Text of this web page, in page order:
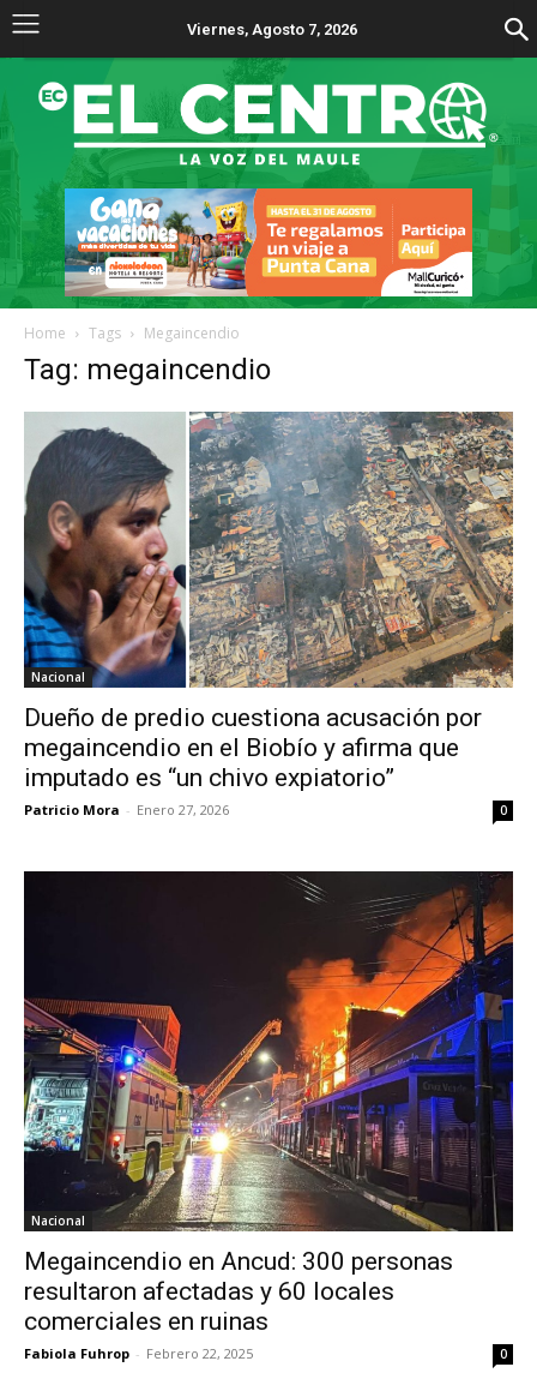
Viernes, Agosto 7, 2026
Home Tags Megaincendio
Tag: megaincendio
Nacional
Dueño de predio cuestiona acusación por
megaincendio en el Biobío y afirma que
imputado es “un chivo expiatorio”
Patricio Mora - Enero 27, 2026 0
Nacional
Megaincendio en Ancud: 300 personas
resultaron afectadas y 60 locales
comerciales en ruinas
Fabiola Fuhrop - Febrero 22, 2025 0